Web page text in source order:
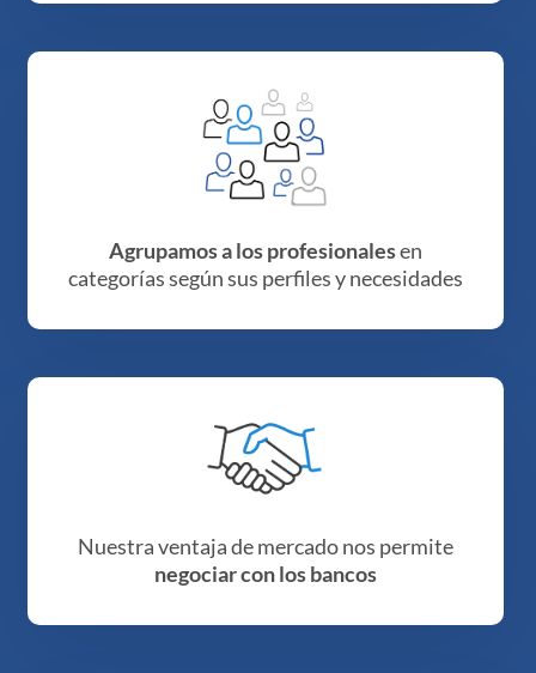
Agrupamos a los profesionalesen
categorías según sus perfiles y necesidades
Nuestra ventaja de mercado nos permite
negociar con los bancos